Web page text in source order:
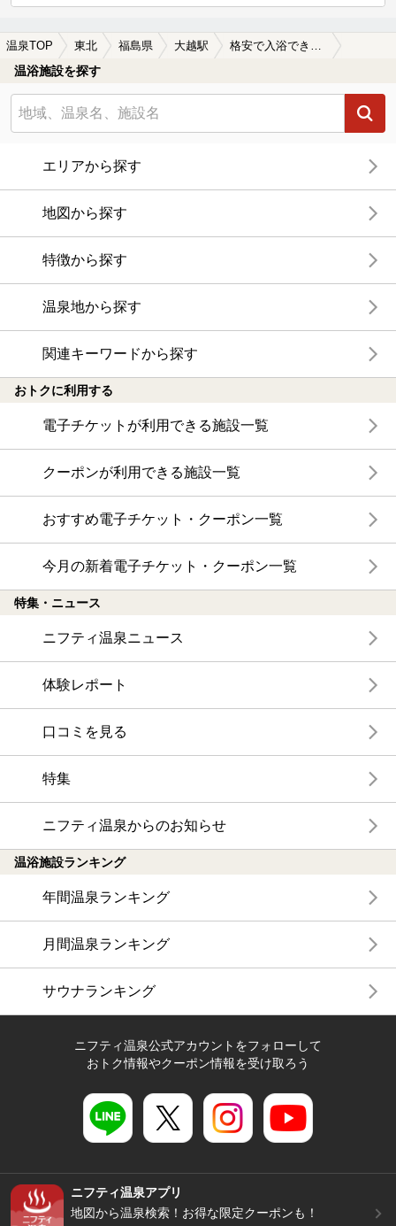
温泉TOP 東北 福島県 大越駅 格安で入浴できる大越駅近くの温泉、日帰り温泉、スーパー銭湯おすすめ
温浴施設を探す
エリアから探す
地図から探す
特徴から探す
温泉地から探す
関連キーワードから探す
おトクに利用する
電子チケットが利用できる施設一覧
クーポンが利用できる施設一覧
おすすめ電子チケット・クーポン一覧
今月の新着電子チケット・クーポン一覧
特集・ニュース
ニフティ温泉ニュース
体験レポート
口コミを見る
特集
ニフティ温泉からのお知らせ
温浴施設ランキング
年間温泉ランキング
月間温泉ランキング
サウナランキング
ニフティ温泉公式アカウントをフォローして
おトク情報やクーポン情報を受け取ろう
ニフティ温泉アプリ
地図から温泉検索！お得な限定クーポンも！